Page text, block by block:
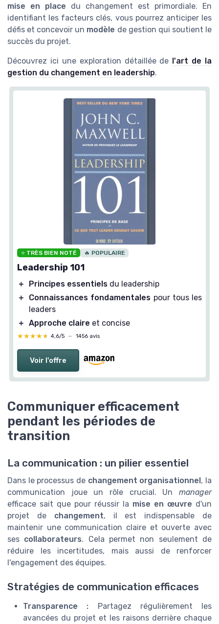
mise en place du changement est primordiale. En
identifiant les facteurs clés, vous pourrez anticiper les
défis et concevoir un modèle de gestion qui soutient le
succès du projet.
Découvrez ici une exploration détaillée de l'art de la
gestion du changement en leadership.
⭐ TRÈS BIEN NOTÉ 🔥 POPULAIRE
Leadership 101
＋ Principes essentiels du leadership
＋
Connaissances fondamentales pour tous les
leaders
＋ Approche claire et concise
★★★★★
★★★★★ 4,6/5 — 1456 avis
Voir l'offre
Communiquer efficacement
pendant les périodes de
transition
La communication : un pilier essentiel
Dans le processus de changement organisationnel , la
communication joue un rôle crucial. Un manager
efficace sait que pour réussir la mise en œuvre d'un
projet de changement, il est indispensable de
maintenir une communication claire et ouverte avec
ses collaborateurs. Cela permet non seulement de
réduire les incertitudes, mais aussi de renforcer
l'engagement des équipes.
Stratégies de communication efficaces
Transparence : Partagez régulièrement les
avancées du projet et les raisons derrière chaque